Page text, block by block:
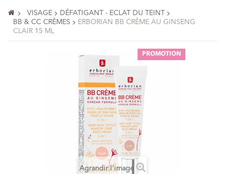
VISAGE
DÉFATIGANT - ECLAT DU TEINT
BB & CC CRÈMES
ERBORIAN BB CRÈME AU GINSENG
CLAIR 15 ML
PROMOTION
Agrandir l'image